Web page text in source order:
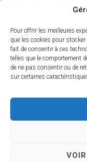
Pour offrir les meilleures
que les cookies pour
fait de consentir à ces
telles que le comportement
de ne pas consentir ou de
sur certaines
27307 BERNAY
02 32 46 63 00
Contact
Horaires
Du lundi au
et de 13h30 à